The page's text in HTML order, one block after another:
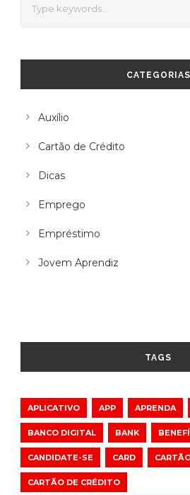
CATEGORIAS
Auxílio
Cartão de Crédito
Dicas
Emprego
Empréstimo
Jovem Aprendiz
TAGS
APLICATIVO APP APRENDA
BANCO DIGITAL BANK
CANDIDATE-SE CARD
CARTÃO DE CRÉDITO